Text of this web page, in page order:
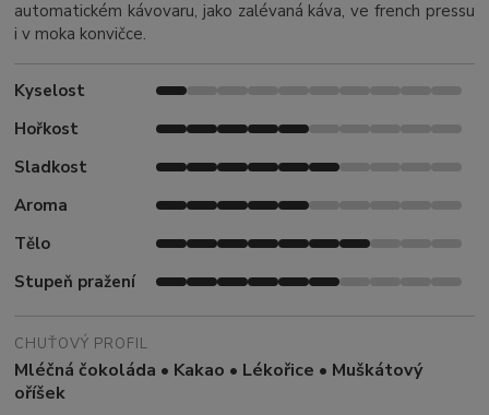
automatickém kávovaru, jako zalévaná káva, ve french pressu
i v moka konvičce.
Kyselost
Hořkost
Sladkost
Aroma
Tělo
Stupeň pražení
CHUŤOVÝ PROFIL
Mléčná čokoláda • Kakao • Lékořice • Muškátový
oříšek